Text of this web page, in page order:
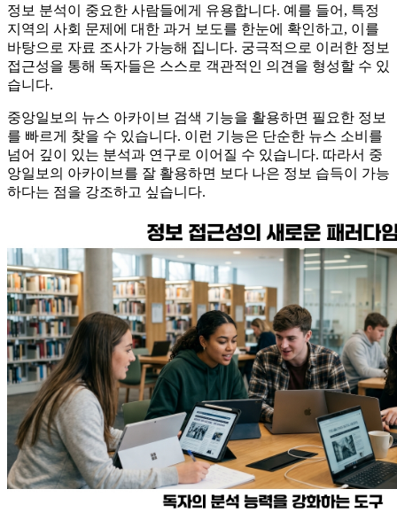
정보 분석이 중요한 사람들에게 유용합니다. 예를 들어, 특정
지역의 사회 문제에 대한 과거 보도를 한눈에 확인하고, 이를
바탕으로 자료 조사가 가능해 집니다. 궁극적으로 이러한 정보
접근성을 통해 독자들은 스스로 객관적인 의견을 형성할 수 있
습니다.
중앙일보의 뉴스 아카이브 검색 기능을 활용하면 필요한 정보
를 빠르게 찾을 수 있습니다. 이런 기능은 단순한 뉴스 소비를
넘어 깊이 있는 분석과 연구로 이어질 수 있습니다. 따라서 중
앙일보의 아카이브를 잘 활용하면 보다 나은 정보 습득이 가능
하다는 점을 강조하고 싶습니다.